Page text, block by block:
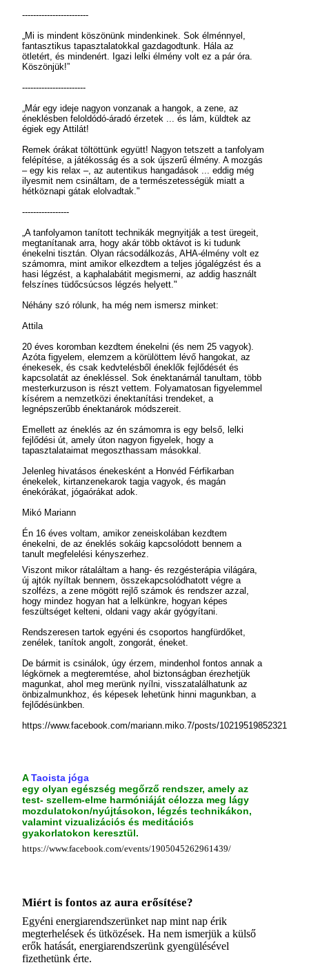
------------------------
„Mi is mindent köszönünk mindenkinek. Sok élménnyel,
fantasztikus tapasztalatokkal gazdagodtunk. Hála az
ötletért, és mindenért. Igazi lelki élmény volt ez a pár óra.
Köszönjük!”
-----------------------
„Már egy ideje nagyon vonzanak a hangok, a zene, az
éneklésben feloldódó-áradó érzetek ... és lám, küldtek az
égiek egy Attilát!
Remek órákat töltöttünk együtt! Nagyon tetszett a tanfolyam
felépítése, a játékosság és a sok újszerű élmény. A mozgás
– egy kis relax –, az autentikus hangadások ... eddig még
ilyesmit nem csináltam, de a természetességük miatt a
hétköznapi gátak elolvadtak."
-----------------
„A tanfolyamon tanított technikák megnyitják a test üregeit,
megtanítanak arra, hogy akár több oktávot is ki tudunk
énekelni tisztán. Olyan rácsodálkozás, AHA-élmény volt ez
számomra, mint amikor elkezdtem a teljes jógalégzést és a
hasi légzést, a kaphalabátit megismerni, az addig használt
felszínes tüdőcsúcsos légzés helyett."
Néhány szó rólunk, ha még nem ismersz minket:
Attila
20 éves koromban kezdtem énekelni (és nem 25 vagyok).
Azóta figyelem, elemzem a körülöttem lévő hangokat, az
énekesek, és csak kedvtelésből éneklők fejlődését és
kapcsolatát az énekléssel. Sok énektanárnál tanultam, több
mesterkurzuson is részt vettem. Folyamatosan figyelemmel
kísérem a nemzetközi énektanítási trendeket, a
legnépszerűbb énektanárok módszereit.
Emellett az éneklés az én számomra is egy belső, lelki
fejlődési út, amely úton nagyon figyelek, hogy a
tapasztalataimat megoszthassam másokkal.
Jelenleg hivatásos énekesként a Honvéd Férfikarban
énekelek, kirtanzenekarok tagja vagyok, és magán
énekórákat, jógaórákat adok.
Mikó Mariann
Én 16 éves voltam, amikor zeneiskolában kezdtem
énekelni, de az éneklés sokáig kapcsolódott bennem a
tanult megfelelési kényszerhez.
Viszont mikor rátaláltam a hang- és rezgésterápia világára,
új ajtók nyíltak bennem, összekapcsolódhatott végre a
szolfézs, a zene mögött rejlő számok és rendszer azzal,
hogy mindez hogyan hat a lelkünkre, hogyan képes
feszültséget kelteni, oldani vagy akár gyógyítani.
Rendszeresen tartok egyéni és csoportos hangfürdőket,
zenélek, tanítok angolt, zongorát, éneket.
De bármit is csinálok, úgy érzem, mindenhol fontos annak a
légkörnek a megteremtése, ahol biztonságban érezhetjük
magunkat, ahol meg merünk nyílni, visszatalálhatunk az
önbizalmunkhoz, és képesek lehetünk hinni magunkban, a
fejlődésünkben.
https://www.facebook.com/mariann.miko.7/posts/10219519852321692
ATaoista jóga
egy olyan egészség megőrző rendszer, amely az
test- szellem-elme harmóniáját célozza meg lágy
mozdulatokon/nyújtásokon, légzés technikákon,
valamint vizualizációs és meditációs
gyakorlatokon keresztül.
https://www.facebook.com/events/1905045262961439/
Miért is fontos az aura erősítése?
Egyéni energiarendszerünket nap mint nap érik
megterhelések és ütközések. Ha nem ismerjük a külső
erők hatását, energiarendszerünk gyengülésével
fizethetünk érte.